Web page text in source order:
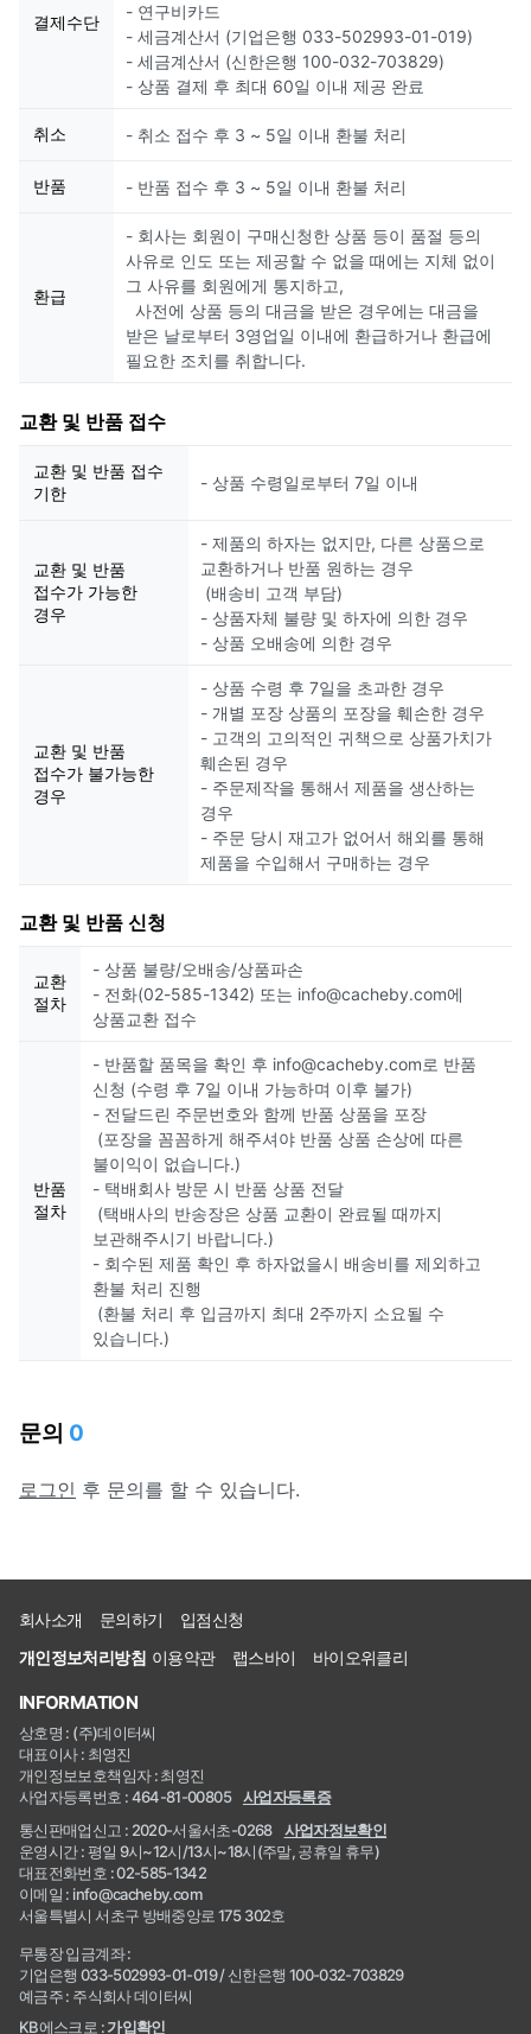
결제수단
- 연구비카드
- 세금계산서 (기업은행 033-502993-01-019)
- 세금계산서 (신한은행 100-032-703829)
- 상품 결제 후 최대 60일 이내 제공 완료
취소 - 취소 접수 후 3 ~ 5일 이내 환불 처리
반품 - 반품 접수 후 3 ~ 5일 이내 환불 처리
환급
- 회사는 회원이 구매신청한 상품 등이 품절 등의
사유로 인도 또는 제공할 수 없을 때에는 지체 없이
그 사유를 회원에게 통지하고,
사전에 상품 등의 대금을 받은 경우에는 대금을
받은 날로부터 3영업일 이내에 환급하거나 환급에
필요한 조치를 취합니다.
교환 및 반품 접수
교환 및 반품 접수
기한
- 상품 수령일로부터 7일 이내
교환 및 반품
접수가 가능한
경우
- 제품의 하자는 없지만, 다른 상품으로
교환하거나 반품 원하는 경우
(배송비 고객 부담)
- 상품자체 불량 및 하자에 의한 경우
- 상품 오배송에 의한 경우
교환 및 반품
접수가 불가능한
경우
- 상품 수령 후 7일을 초과한 경우
- 개별 포장 상품의 포장을 훼손한 경우
- 고객의 고의적인 귀책으로 상품가치가
훼손된 경우
- 주문제작을 통해서 제품을 생산하는
경우
- 주문 당시 재고가 없어서 해외를 통해
제품을 수입해서 구매하는 경우
교환 및 반품 신청
교환
절차
- 상품 불량/오배송/상품파손
- 전화(02-585-1342) 또는 info@cacheby.com에
상품교환 접수
반품
절차
- 반품할 품목을 확인 후 info@cacheby.com로 반품
신청 (수령 후 7일 이내 가능하며 이후 불가)
- 전달드린 주문번호와 함께 반품 상품을 포장
(포장을 꼼꼼하게 해주셔야 반품 상품 손상에 따른
불이익이 없습니다.)
- 택배회사 방문 시 반품 상품 전달
(택배사의 반송장은 상품 교환이 완료될 때까지
보관해주시기 바랍니다.)
- 회수된 제품 확인 후 하자없을시 배송비를 제외하고
환불 처리 진행
(환불 처리 후 입금까지 최대 2주까지 소요될 수
있습니다.)
문의 0
로그인 후 문의를 할 수 있습니다.
회사소개 문의하기
입점신청
개인정보처리방침 이용약관 랩스바이 바이오위클리
INFORMATION
상호명 : (주)데이터씨
대표이사 : 최영진
개인정보보호책임자 : 최영진
사업자등록번호 : 464-81-00805
사업자등록증
통신판매업신고 : 2020-서울서초-0268
사업자정보확인
운영시간 : 평일 9시~12시/13시~18시(주말, 공휴일 휴무)
대표전화번호 : 02-585-1342
이메일 : info@cacheby.com
서울특별시 서초구 방배중앙로 175 302호
무통장 입금계좌 :
기업은행 033-502993-01-019 / 신한은행 100-032-703829
예금주 : 주식회사 데이터씨
KB에스크로 :가입확인